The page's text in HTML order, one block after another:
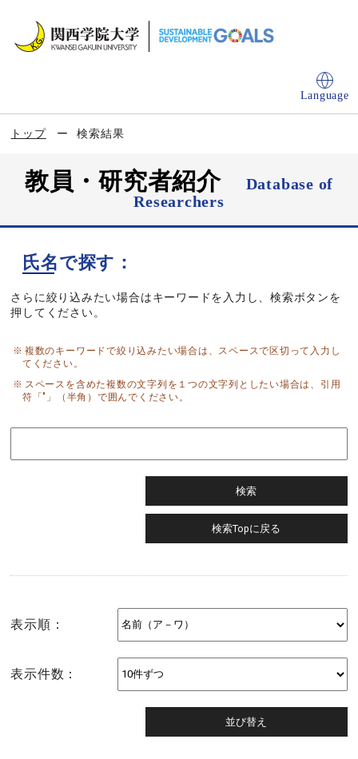
Language
トップ 検索結果
教員・研究者紹介
Database of
Researchers
氏名で探す：
さらに絞り込みたい場合はキーワードを入力し、検索ボタンを
押してください。
複数のキーワードで絞り込みたい場合は、スペースで区切って入力し
てください。
スペースを含めた複数の文字列を１つの文字列としたい場合は、引用
符「"」（半角）で囲んでください。
表示順：
表示件数：